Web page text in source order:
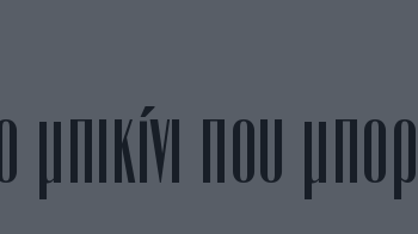
μπικίνι που